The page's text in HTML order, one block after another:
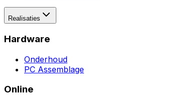
Realisaties
Hardware
Onderhoud
PC Assemblage
Online